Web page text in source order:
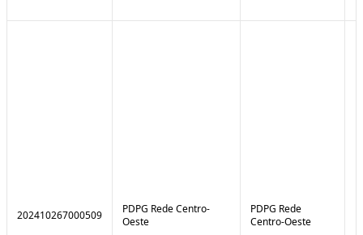
202410267000509
PDPG Rede Centro-
Oeste
PDPG Rede
Centro-Oeste